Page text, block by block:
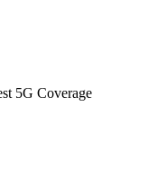
5G Coverage